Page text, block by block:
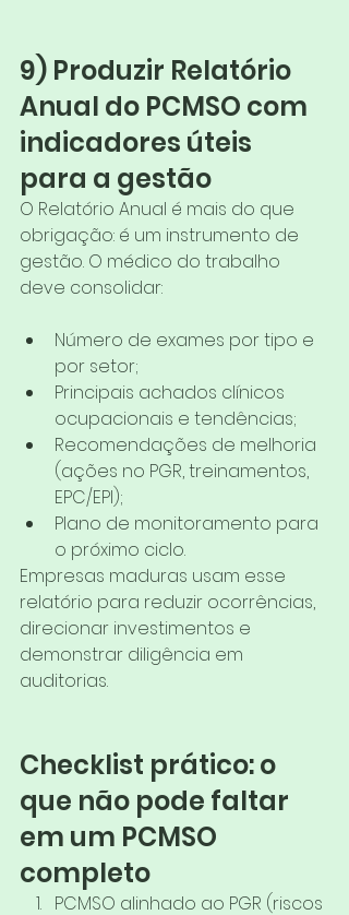
9) Produzir Relatório
Anual do PCMSO com
indicadores úteis
para a gestão
O Relatório Anual é mais do que
obrigação: é um instrumento de
gestão. O médico do trabalho
deve consolidar:
Número de exames por tipo e
por setor;
Principais achados clínicos
ocupacionais e tendências;
Recomendações de melhoria
(ações no PGR, treinamentos,
EPC/EPI);
Plano de monitoramento para
o próximo ciclo.
Empresas maduras usam esse
relatório para reduzir ocorrências,
direcionar investimentos e
demonstrar diligência em
auditorias.
Checklist prático: o
que não pode faltar
em um PCMSO
completo
PCMSO alinhado ao PGR (riscos